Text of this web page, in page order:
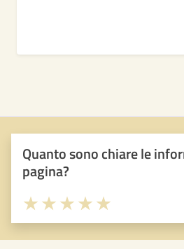
Quanto sono chiare le
pagina?
Valuta 5 stelle su
Valuta 4 stelle su 5
Valuta 3 stelle su 5
Valuta 2 stelle su 5
Valuta 1 stelle su 5